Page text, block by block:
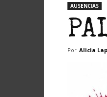
AUSENCIAS
Por Alicia